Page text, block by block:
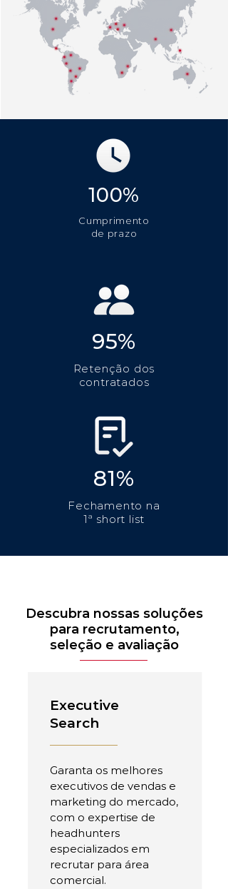
100%
Cumprimento
de prazo
95%
Retenção dos
contratados
81%
Fechamento na
1ª short list
Descubra nossas soluções
para recrutamento,
seleção e avaliação
Executive
Search
Garanta os melhores
executivos de vendas e
marketing do mercado,
com o expertise de
headhunters
especializados em
recrutar para área
comercial.